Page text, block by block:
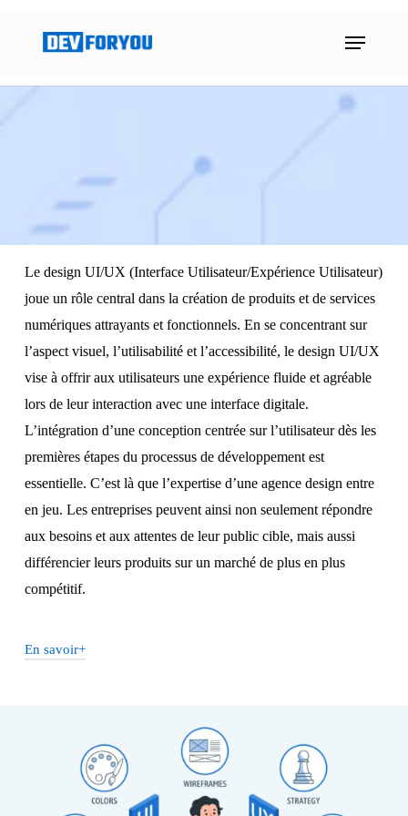
content
Menu
Le design UI/UX (Interface Utilisateur/Expérience Utilisateur)
joue un rôle central dans la création de produits et de services
numériques attrayants et fonctionnels. En se concentrant sur
l’aspect visuel, l’utilisabilité et l’accessibilité, le design UI/UX
vise à offrir aux utilisateurs une expérience fluide et agréable
lors de leur interaction avec une interface digitale.
L’intégration d’une conception centrée sur l’utilisateur dès les
premières étapes du processus de développement est
essentielle. C’est là que l’expertise d’une agence design entre
en jeu. Les entreprises peuvent ainsi non seulement répondre
aux besoins et aux attentes de leur public cible, mais aussi
différencier leurs produits sur un marché de plus en plus
compétitif.
En savoir+
conception UI/UX prend-il en
compte les besoins et les attentes
des utilisateurs finaux ?